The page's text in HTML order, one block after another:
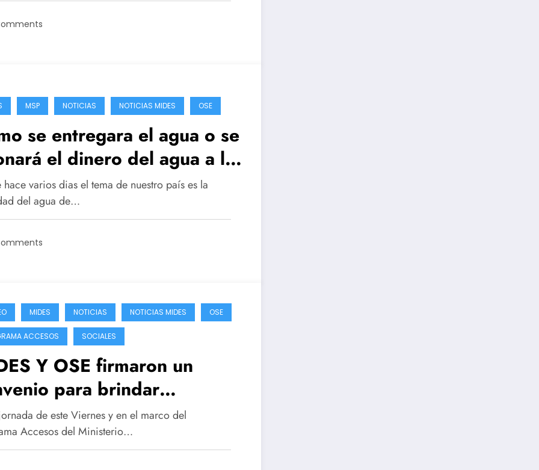
MSP NOTICIAS NOTICIAS MIDES OSE
se entregara el agua o se
el dinero del agua a la
beneficiaria
hace varios dias el tema de nuestro país es la
del agua de…
MIDES NOTICIAS NOTICIAS MIDES OSE
ACCESOS SOCIALES
Y OSE firmaron un
para brindar
a mujeres y
del medio rural
de este Viernes y en el marco del
Accesos del Ministerio…